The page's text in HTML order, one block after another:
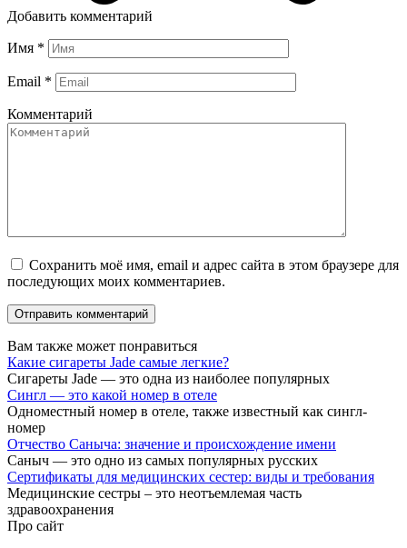
Добавить комментарий
Имя *
Email *
Комментарий
Сохранить моё имя, email и адрес сайта в этом браузере для
последующих моих комментариев.
Вам также может понравиться
Какие сигареты Jade самые легкие?
Сигареты Jade — это одна из наиболее популярных
Сингл — это какой номер в отеле
Одноместный номер в отеле, также известный как сингл-
номер
Отчество Саныча: значение и происхождение имени
Саныч — это одно из самых популярных русских
Сертификаты для медицинских сестер: виды и требования
Медицинские сестры – это неотъемлемая часть
здравоохранения
Про сайт